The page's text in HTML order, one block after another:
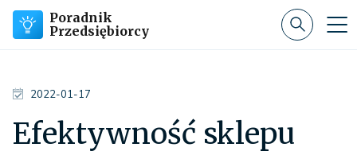
Poradnik
Przedsiębiorcy
2022-01-17
Efektywność sklepu